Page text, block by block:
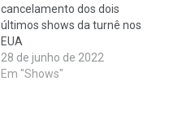
cancelamento dos dois
últimos shows da turnê nos
EUA
28 de junho de 2022
Em "Shows"